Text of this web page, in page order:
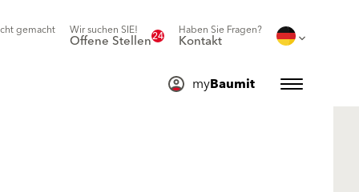
gemacht Wir suchen SIE!
Offene Stellen24 Haben Sie Fragen?
Kontakt
myBaumit